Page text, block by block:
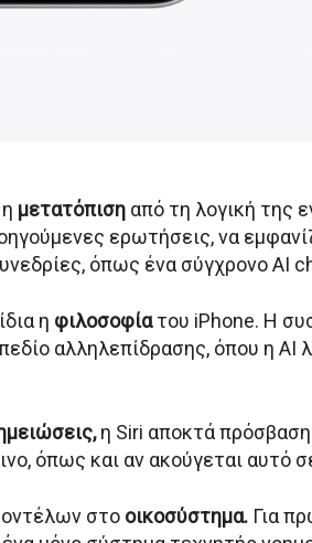
μετατόπιση από τη λογική της
ερωτήσεις, να
όπως ένα σύγχρονο AI
η φιλοσοφίατου iPhone. Η
αλληλεπίδρασης, όπου η AI
η Siri αποκτά πρόσβαση
όπως και αν ακούγεται αυτό
στο οικοσύστημα. Για